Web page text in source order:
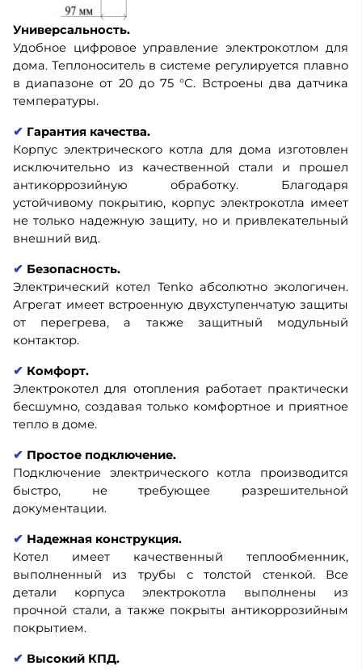
Универсальность.
Удобное цифровое управление электрокотлом для
дома. Теплоноситель в системе регулируется плавно
в диапазоне от 20 до 75 °С. Встроены два датчика
температуры.
✔ Гарантия качества.
Корпус электрического котла для дома изготовлен
исключительно из качественной стали и прошел
антикоррозийную обработку. Благодаря
устойчивому покрытию, корпус электрокотла имеет
не только надежную защиту, но и привлекательный
внешний вид.
✔ Безопасность.
Электрический котел Tenko абсолютно экологичен.
Агрегат имеет встроенную двухступенчатую защиты
от перегрева, а также защитный модульный
контактор.
✔ Комфорт.
Электрокотел для отопления работает практически
бесшумно, создавая только комфортное и приятное
тепло в доме.
✔ Простое подключение.
Подключение электрического котла производится
быстро, не требующее разрешительной
документации.
✔ Надежная конструкция.
Котел имеет качественный теплообменник,
выполненный из трубы с толстой стенкой. Все
детали корпуса электрокотла выполнены из
прочной стали, а также покрыты антикоррозийным
покрытием.
✔ Высокий КПД.